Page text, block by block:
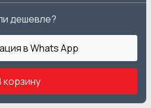
дешевле?
в Whats App
корзину